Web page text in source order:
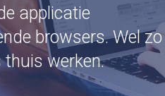
applicatie
browsers. Wel zo
thuis werken.